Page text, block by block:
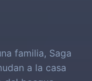
familia, Saga
a la casa